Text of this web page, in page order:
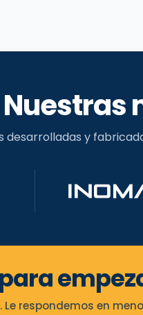
Nuestras
desarrolladas y
respondemos en